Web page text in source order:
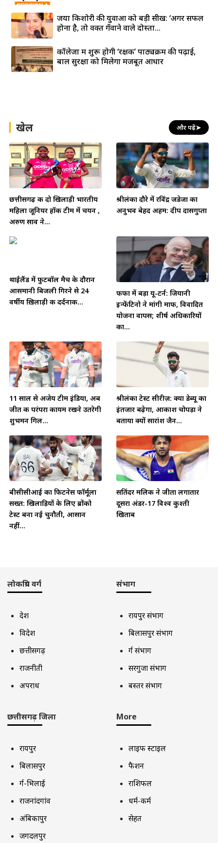
जया किशोरी की युवाओं को बड़ी सीख: ‘अगर सफल
होना है, तो वक्त गँवाने वाले दोस्तों...
कॉलेजों में शुरू होगी ‘रक्षक’ पाठ्यक्रम की पढ़ाई,
बाल सुरक्षा को मिलेगा मजबूत आधार
खेल और पढ़ें➤
छत्तीसगढ़ की दो खिलाड़ी भारतीय
महिला जूनियर हॉकी टीम में चयन ,
अरुण साव ने...
श्रीलंका दौरे में रविंद्र जडेजा का
अनुभव बेहद अहम: दीप दासगुप्ता
थाईलैंड में फुटबॉल मैच के दौरान
आसमानी बिजली गिरने से 24
वर्षीय ख़िलाड़ी की दर्दनाक...
फीफा में बड़ा यू-टर्न: जियानी
इन्फेंटिनो ने मांगी माफी, विवादित
योजना वापस; शीर्ष अधिकारियों
का...
11 साल से अजेय टीम इंडिया, अब
जीत की परंपरा कायम रखने उतरेगी
शुभमन गिल...
श्रीलंका टेस्ट सीरीज़: क्या डेब्यू का
इंतजार बढ़ेगा, आकाश चोपड़ा ने
बताया क्यों सारांश जैन...
बीसीसीआई का फिटनेस फॉर्मूला
सख्त: खिलाड़ियों के लिए ब्रोंको
टेस्ट बना नई चुनौती, आसान
नहीं...
सतिंदर मलिक ने जीता लगातार
दूसरा अंडर-17 विश्व कुश्ती
खिताब
लोकप्रिय वर्ग
देश
विदेश
छत्तीसगढ़
राजनीती
अपराध
संभाग
रायपुर संभाग
बिलासपुर संभाग
दुर्ग संभाग
सरगुजा संभाग
बस्तर संभाग
छत्तीसगढ़ जिला
रायपुर
बिलासपुर
दुर्ग-भिलाई
राजनांदगांव
अंबिकापुर
जगदलपुर
More
लाइफ स्टाइल
फैशन
राशिफल
धर्म-कर्म
सेहत